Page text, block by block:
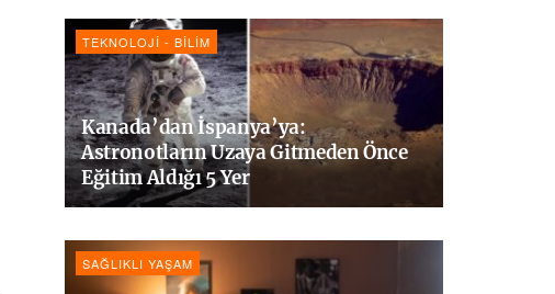
TEKNOLOJI - BILIM
Kanada’dan İspanya’ya:
Astronotların Uzaya Gitmeden Önce
Eğitim Aldığı 5 Yer
SAĞLIKLI YAŞAM